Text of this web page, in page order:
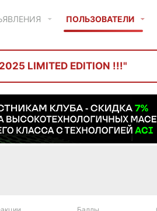
ПОЛЬЗОВАТЕЛИ
LIMITED EDITION !!!"